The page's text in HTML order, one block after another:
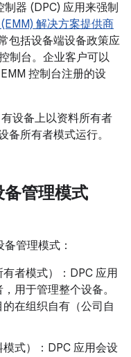
器 (DPC) 应用来强制
解决方案提供商
包括设备端设备政策应
制台。企业客户可以
控制台注册的设
设备上以资料所有者
备所有者模式运行。
管理模式
管理模式：
者模式）
：DPC 应用
，用于管理整个设备。
在组织自有（公司自
式）
：DPC 应用会设